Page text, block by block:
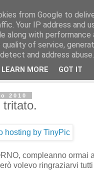
2010
tritato.
compleanno ormai
volevo ringraziarvi
from Google to
Your IP address and
along with performance
of service,
and address abuse.
LEARN MORE GOT IT